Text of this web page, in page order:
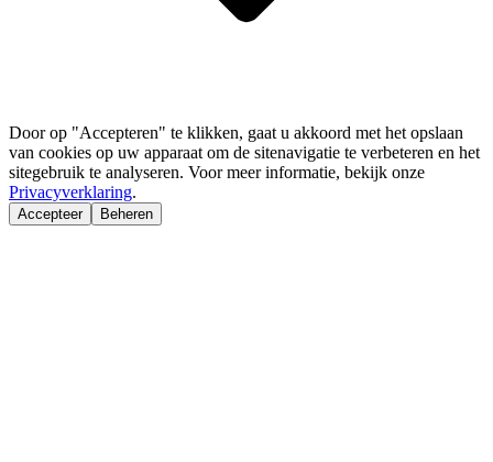
Door op "Accepteren" te klikken, gaat u akkoord met het opslaan
van cookies op uw apparaat om de sitenavigatie te verbeteren en het
sitegebruik te analyseren. Voor meer informatie, bekijk onze
Privacyverklaring.
Accepteer Beheren